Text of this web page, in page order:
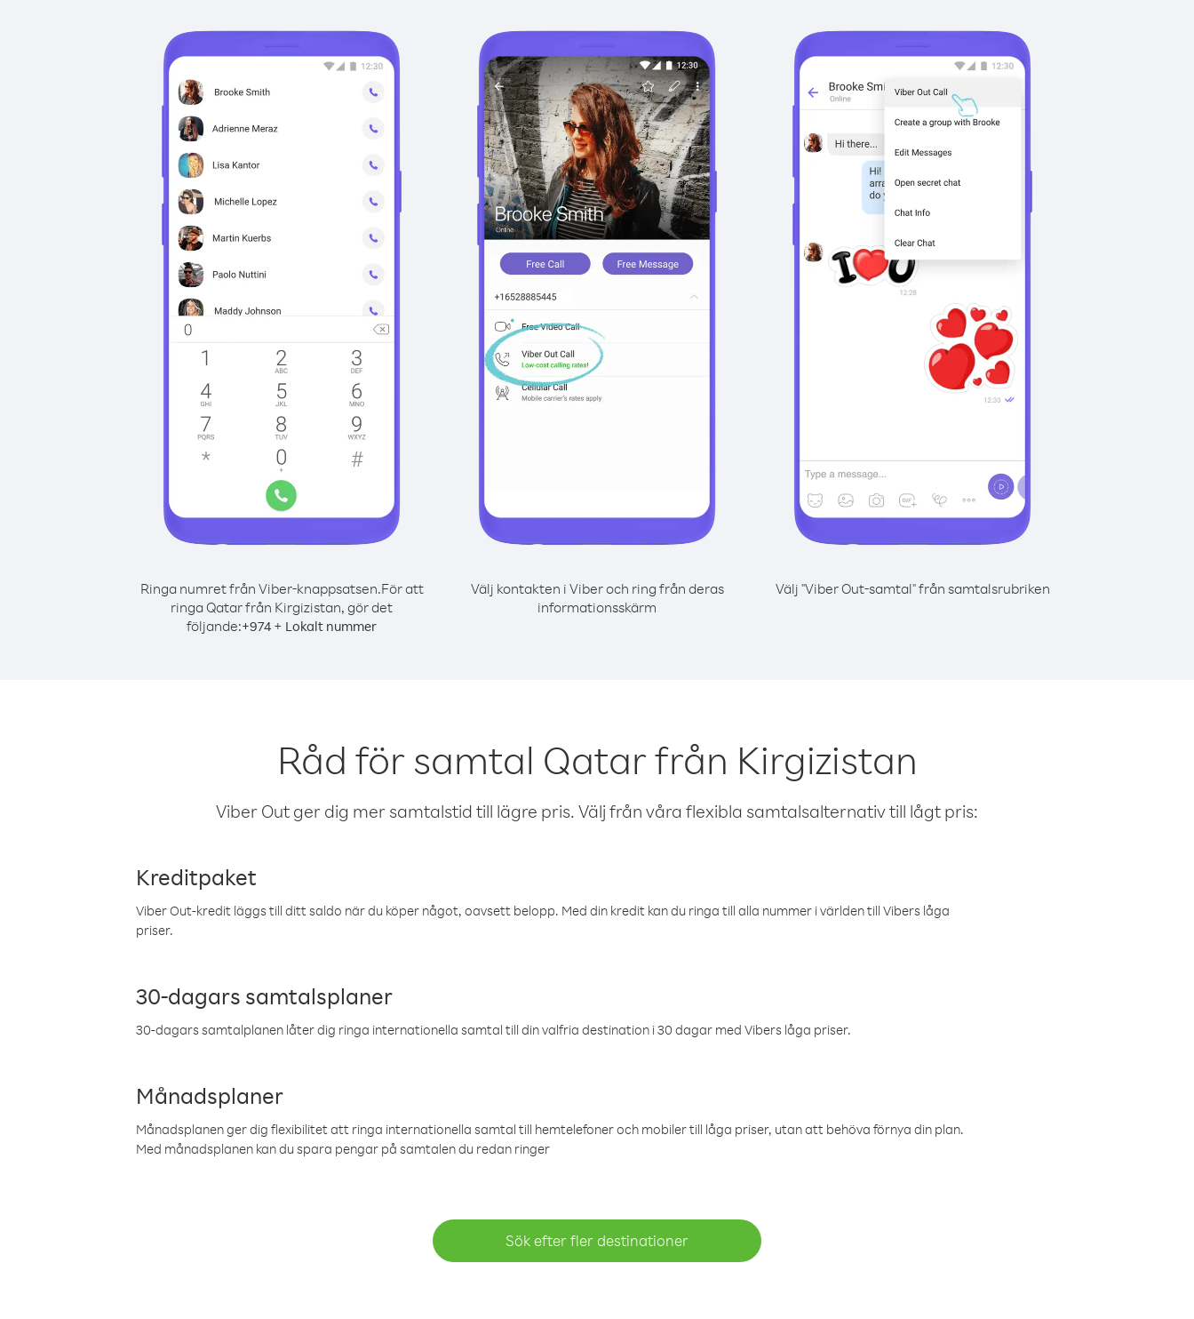
Ringa numret från Viber-knappsatsen.För att
ringa Qatar från Kirgizistan, gör det
följande:+974 + Lokalt nummer
Välj kontakten i Viber och ring från deras
informationsskärm
Välj "Viber Out-samtal" från samtalsrubriken
Råd för samtal Qatar från Kirgizistan
Viber Out ger dig mer samtalstid till lägre pris. Välj från våra flexibla samtalsalternativ till lågt pris:
Kreditpaket
Viber Out-kredit läggs till ditt saldo när du köper något, oavsett belopp. Med din kredit kan du ringa till alla nummer i världen till Vibers låga
priser.
30-dagars samtalsplaner
30-dagars samtalplanen låter dig ringa internationella samtal till din valfria destination i 30 dagar med Vibers låga priser.
Månadsplaner
Månadsplanen ger dig flexibilitet att ringa internationella samtal till hemtelefoner och mobiler till låga priser, utan att behöva förnya din plan.
Med månadsplanen kan du spara pengar på samtalen du redan ringer
Sök efter fler destinationer